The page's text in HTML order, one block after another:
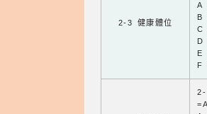
2-3 健康體位
A
B
C
D
E
F
2-